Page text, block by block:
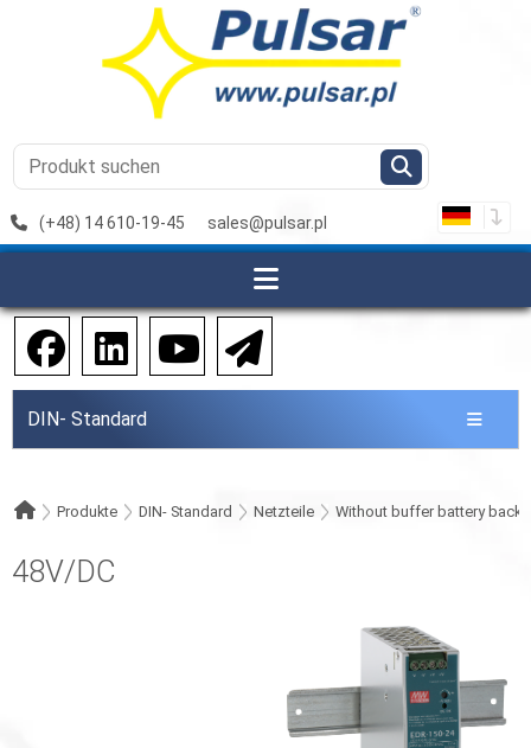
(+48) 14 610-19-45 sales@pulsar.pl
DIN- Standard
Produkte DIN- Standard Netzteile Without buffer battery
48V/DC